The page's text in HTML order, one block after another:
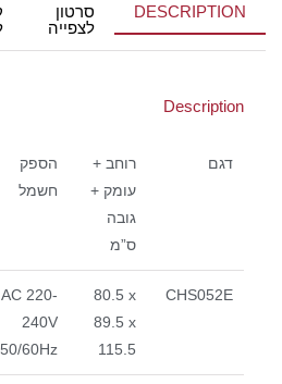
DESCRIPTION
סרטון
לצפייה
Description
דגם
רוחב +
עומק +
גובה
ס”מ
הספק
חשמל
CHS052E
80.5 x
89.5 x
115.5
AC 220-
240V
50/60Hz